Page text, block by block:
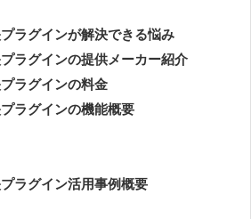
ラグインが解決できる悩み
ラグインの提供メーカー紹介
ラグインの料金
ラグインの機能概要
ラグイン活用事例概要